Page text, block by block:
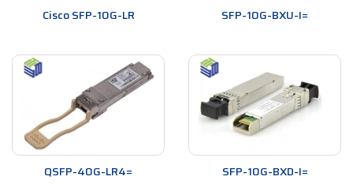
Cisco SFP-10G-LR SFP-10G-BXU-I=
QSFP-40G-LR4= SFP-10G-BXD-I=